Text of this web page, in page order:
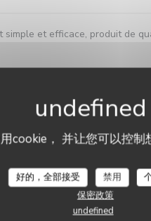
cookie， 并让您可以控制
好的，全部接受 禁用
保密政策
undefined
et efficace, produit de
服务:5 /5 氛围: 5/5 菜单
sont préparés avec précision
et tous les sens sont